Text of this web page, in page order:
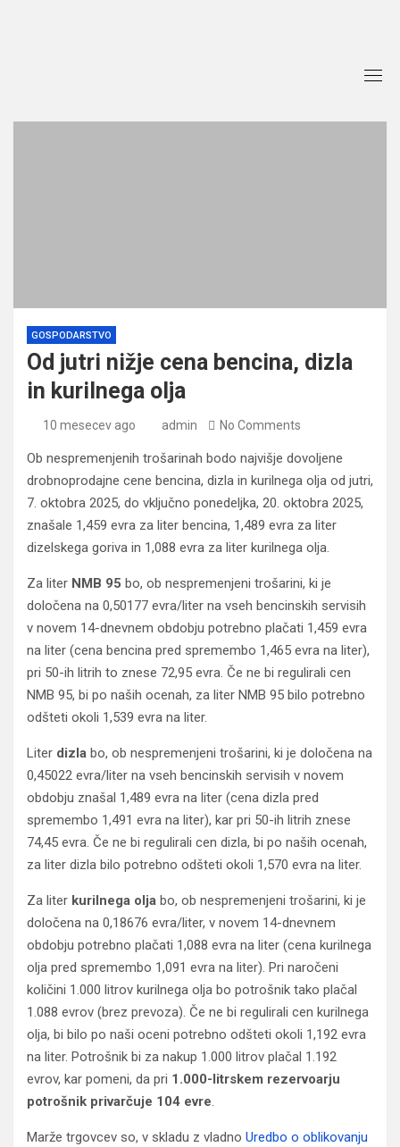
GOSPODARSTVO
Od jutri nižje cena bencina, dizla
in kurilnega olja
10 mesecev ago admin No Comments
Ob nespremenjenih trošarinah bodo najvišje dovoljene
drobnoprodajne cene bencina, dizla in kurilnega olja od jutri,
7. oktobra 2025, do vključno ponedeljka, 20. oktobra 2025,
znašale 1,459 evra za liter bencina, 1,489 evra za liter
dizelskega goriva in 1,088 evra za liter kurilnega olja.
Za liter NMB 95 bo, ob nespremenjeni trošarini, ki je
določena na 0,50177 evra/liter na vseh bencinskih servisih
v novem 14-dnevnem obdobju potrebno plačati 1,459 evra
na liter (cena bencina pred spremembo 1,465 evra na liter),
pri 50-ih litrih to znese 72,95 evra. Če ne bi regulirali cen
NMB 95, bi po naših ocenah, za liter NMB 95 bilo potrebno
odšteti okoli 1,539 evra na liter.
Liter dizla bo, ob nespremenjeni trošarini, ki je določena na
0,45022 evra/liter na vseh bencinskih servisih v novem
obdobju znašal 1,489 evra na liter (cena dizla pred
spremembo 1,491 evra na liter), kar pri 50-ih litrih znese
74,45 evra. Če ne bi regulirali cen dizla, bi po naših ocenah,
za liter dizla bilo potrebno odšteti okoli 1,570 evra na liter.
Za liter kurilnega olja bo, ob nespremenjeni trošarini, ki je
določena na 0,18676 evra/liter, v novem 14-dnevnem
obdobju potrebno plačati 1,088 evra na liter (cena kurilnega
olja pred spremembo 1,091 evra na liter). Pri naročeni
količini 1.000 litrov kurilnega olja bo potrošnik tako plačal
1.088 evrov (brez prevoza). Če ne bi regulirali cen kurilnega
olja, bi bilo po naši oceni potrebno odšteti okoli 1,192 evra
na liter. Potrošnik bi za nakup 1.000 litrov plačal 1.192
evrov, kar pomeni, da pri 1.000-litrskem rezervoarju
potrošnik privarčuje 104 evre.
Marže trgovcev so, v skladu z vladno Uredbo o oblikovanju